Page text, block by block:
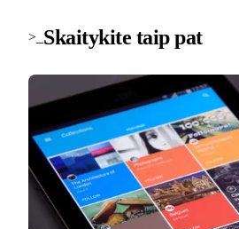
>_ Skaitykite taip pat